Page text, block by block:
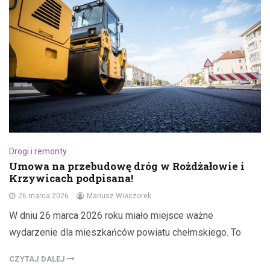
Drogi i remonty
Umowa na przebudowę dróg w Rożdżałowie i
Krzywicach podpisana!
26 marca 2026 Mariusz Wieczorek
W dniu 26 marca 2026 roku miało miejsce ważne
wydarzenie dla mieszkańców powiatu chełmskiego. To
CZYTAJ DALEJ